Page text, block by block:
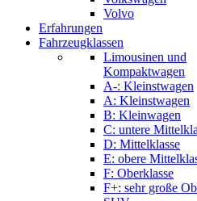
Volvo
Erfahrungen
Fahrzeugklassen
Limousinen und
Kompaktwagen
A-: Kleinstwagen
A: Kleinstwagen
B: Kleinwagen
C: untere
D: Mittelklasse
E: obere
F: Oberklasse
F+: sehr große